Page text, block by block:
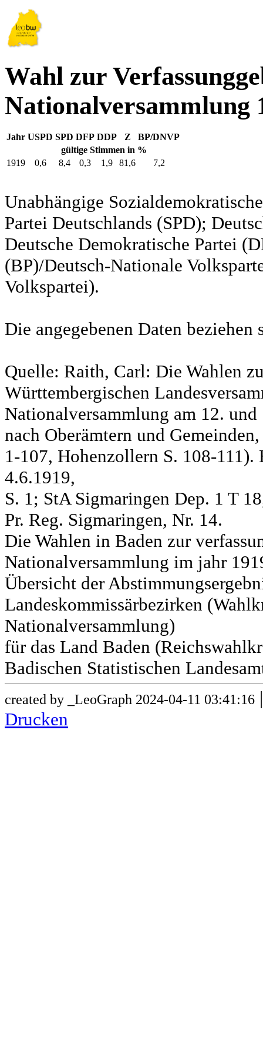
Wahl zur
Nationalversammlung
Jahr USPD SPD DFP DDP Z
BP/DNVP
gültige Stimmen in %
1919
0,6 8,4 0,3 1,9 81,6 7,2
Unabhängige
Partei Deutschlands (SPD);
Deutsche Demokratische Partei
(BP)/Deutsch-Nationale
Volkspartei).
Die angegebenen Daten
Quelle: Raith, Carl: Die Wahlen
Württembergischen
Nationalversammlung am 12. und
nach Oberämtern und
1-107, Hohenzollern S. 108-
4.6.1919,
S. 1; StA Sigmaringen Dep. 1 T
Pr. Reg. Sigmaringen, Nr. 14.
Die Wahlen in Baden zur
Nationalversammlung im jahr
Übersicht der
Landeskommissärbezirken
Nationalversammlung)
für das Land Baden
Badischen Statistischen
created by _LeoGraph 2024-04-11 03:41:16
Drucken